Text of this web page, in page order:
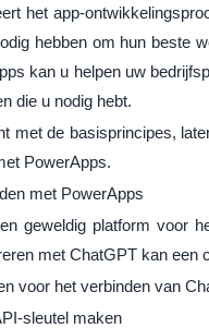
het app-
hebben om hun beste
kan u helpen uw
die u nodig hebt.
met de basisprincipes,
PowerApps.
met PowerApps
geweldig platform voor
met ChatGPT kan een
voor het verbinden van
sleutel maken